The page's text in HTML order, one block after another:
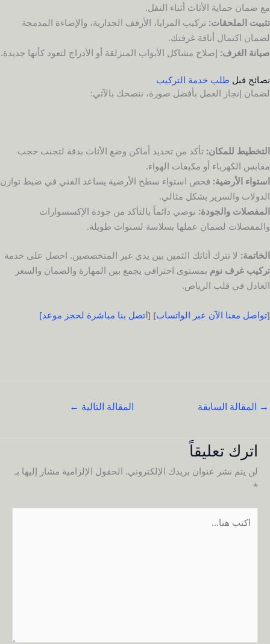
مع ضمان حماية الأثاث أثناء النقل.
تثبيت الملحقات: تركيب المرايا، الأرفف الجدارية، والإضاءة المدمجة
لضمان اكتمال أناقة غرفتك.
صيانة الغرف: إصلاح مشاكل الأبواب المنزلقة أو الأدراج لتعود كأنها جديدة.
نصائح قبل طلب خدمة التركيب
لضمان إنجاز العمل بأفضل صورة، ننصحك بالآتي:
التخطيط للمكان: تأكد من تحديد أماكن وضع الأثاث بدقة لتجنب حجب
مقابس الكهرباء أو مكيفات الهواء.
استواء الأرضية: فحص استواء سطح الأرضية يساعد الفني في ضبط توازن
الدولاب والسرير بشكل مثالي.
المفصلات والجودة: نوصي دائماً بالتأكد من جودة الإكسسوارات
والمفصلات لضمان عملها بسلاسة لسنوات طويلة.
الخاتمة: لا تترك أثاثك الثمين بين يدي غير المتخصصين. احصل على خدمة
تركيب غرف نوم بمستوى احترافي يجمع بين المهارة والضمان والسعر
العادل في قلب الرياض.
[تواصل معنا الآن عبر الواتساب] [اتصل بنا مباشرة لحجز موعد]
→ المقالة السابقة المقالة التالية ←
اترك تعليقاً
لن يتم نشر عنوان بريدك الإلكتروني. الحقول الإلزامية مشار إليها بـ
*
هنا...